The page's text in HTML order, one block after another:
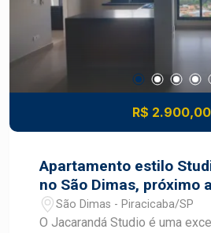
R$
Apartamento estilo
no São Dimas, próximo
São Dimas - Piracicaba/SP
O Jacarandá Studio é uma